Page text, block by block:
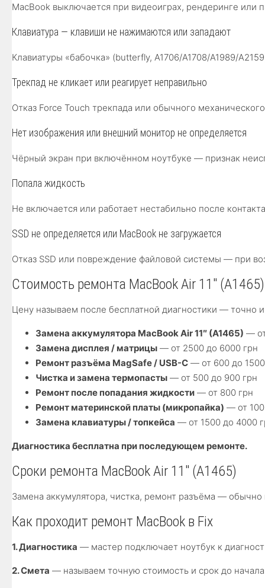
MacBook выключается при видеоиграх, рендеринге
Клавиатура — клавиши не нажимаются или западают
Клавиатуры «бабочка» (butterfly, A1706/A1708/A1989/
Трекпад не кликает или реагирует неправильно
Отказ Force Touch трекпада или обычного
Нет изображения или внешний монитор не определяется
Чёрный экран при включённом ноутбуке — признак
Попала жидкость
Не включается или работает нестабильно после
SSD не определяется или MacBook не загружается
Отказ SSD или повреждение файловой системы — при
Стоимость ремонта MacBook Air 11″
Цену называем после бесплатной диагностики — точно
Замена аккумулятора MacBook Air 11″ (A1465) —
Замена дисплея / матрицы — от 2500 до 6000 грн
Ремонт разъёма MagSafe / USB-C — от 600 до
Чистка и замена термопасты — от 500 до 900 грн
Ремонт после попадания жидкости — от 800 грн
Ремонт материнской платы (микропайка) — от
Замена клавиатуры / топкейса — от 1500 до 4000
Диагностика бесплатна при последующем ремонте.
Сроки ремонта MacBook Air 11″ (A1465)
Замена аккумулятора, чистка, ремонт разъёма — обычно
Как проходит ремонт MacBook в Fix
1. Диагностика — мастер подключает ноутбук к
2. Смета — называем точную стоимость и срок до